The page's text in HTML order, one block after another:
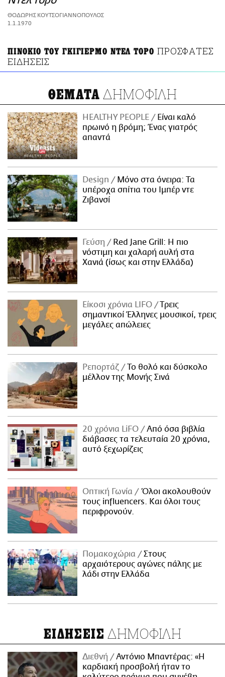
ΑΜΠΑ
PRINT
ΘΟΔΩΡΗΣ ΚΟΥΤΣΟΓΙΑΝΝΟΠΟΥΛΟΣ
1.1.1970
ΠΙΝΟΚΙΟ ΤΟΥ ΓΚΙΓΙΕΡΜΟ ΝΤΕΛ ΤΟΡΟ ΠΡΟΣΦΑΤΕΣ
ΕΙΔΗΣΕΙΣ
ΘΕΜΑΤΑ ΔΗΜΟΦΙΛΗ
HEALTHY PEOPLE
Είναι καλό
πρωινό η βρόμη; Ένας γιατρός
απαντά
Design
Μόνο στα όνειρα: Τα
υπέροχα σπίτια του Ιμπέρ ντε
Ζιβανσί
Γεύση
Red Jane Grill: Η πιο
νόστιμη και χαλαρή αυλή στα
Χανιά (ίσως και στην Ελλάδα)
Είκοσι χρόνια LIFO
Tρεις
σημαντικοί Έλληνες μουσικοί, τρεις
μεγάλες απώλειες
Ρεπορτάζ
Το θολό και δύσκολο
μέλλον της Μονής Σινά
20 χρόνια LiFO
Από όσα βιβλία
διάβασες τα τελευταία 20 χρόνια,
αυτό ξεχωρίζεις
Οπτική Γωνία
Όλοι ακολουθούν
τους influencers. Και όλοι τους
περιφρονούν.
Πομακοχώρια
Στους
αρχαιότερους αγώνες πάλης με
λάδι στην Ελλάδα
ΕΙΔΗΣΕΙΣ ΔΗΜΟΦΙΛΗ
Διεθνή
Αντόνιο Μπαντέρας: «Η
καρδιακή προσβολή ήταν το